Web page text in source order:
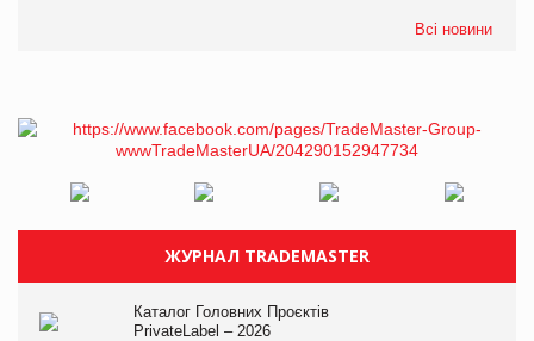
Всі новини
ЖУРНАЛ TRADEMASTER
Каталог Головних Проєктів
PrivateLabel – 2026